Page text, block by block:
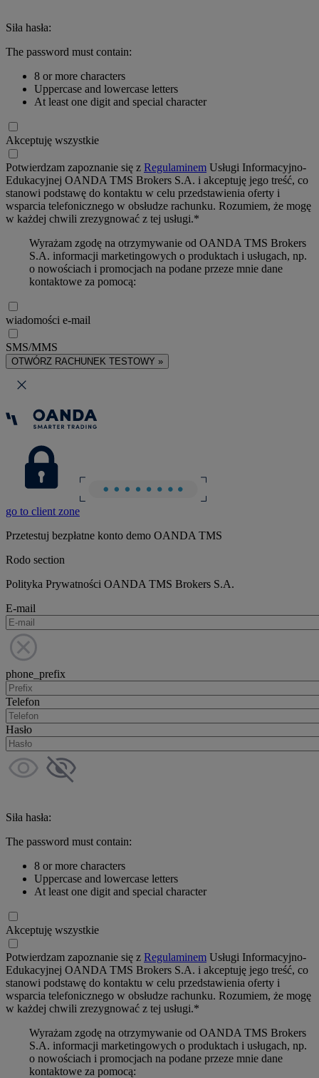
Siła hasła:
The password must contain:
8 or more characters
Uppercase and lowercase letters
At least one digit and special character
Akceptuję wszystkie
Potwierdzam zapoznanie się z Regulaminem Usługi Informacyjno-
Edukacyjnej OANDA TMS Brokers S.A. i akceptuję jego treść, co
stanowi podstawę do kontaktu w celu przedstawienia oferty i
wsparcia telefonicznego w obsłudze rachunku. Rozumiem, że mogę
w każdej chwili zrezygnować z tej usługi.*
Wyrażam zgodę na otrzymywanie od OANDA TMS Brokers
S.A. informacji marketingowych o produktach i usługach, np.
o nowościach i promocjach na podane przeze mnie dane
kontaktowe za pomocą:
wiadomości e-mail
SMS/MMS
OTWÓRZ RACHUNEK TESTOWY »
go to client zone
Przetestuj bezpłatne konto demo OANDA TMS
Rodo section
Polityka Prywatności OANDA TMS Brokers S.A.
E-mail
phone_prefix
Telefon
Hasło
Siła hasła:
The password must contain:
8 or more characters
Uppercase and lowercase letters
At least one digit and special character
Akceptuję wszystkie
Potwierdzam zapoznanie się z Regulaminem Usługi Informacyjno-
Edukacyjnej OANDA TMS Brokers S.A. i akceptuję jego treść, co
stanowi podstawę do kontaktu w celu przedstawienia oferty i
wsparcia telefonicznego w obsłudze rachunku. Rozumiem, że mogę
w każdej chwili zrezygnować z tej usługi.*
Wyrażam zgodę na otrzymywanie od OANDA TMS Brokers
S.A. informacji marketingowych o produktach i usługach, np.
o nowościach i promocjach na podane przeze mnie dane
kontaktowe za pomocą: